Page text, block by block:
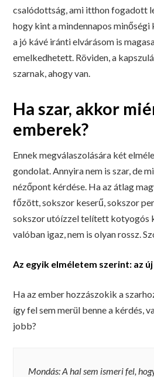
csalódottság, ami itthon fogadott
hogy kint a mindennapos
a jó kávé iránti elvárásom is
emelkedhetett. Röviden, a
szarnak, ahogy van.
Ha szar, akkor
emberek?
Ennek megválaszolására két
gondolat. Annyira nem is szar, de
nézőpont kérdése. Ha az átlag
főzött, sokszor keserű, sokszor
sokszor utóízzel telített kotyogós
valóban igaz, nem is olyan rossz.
Az egyik elméletem szerint: az új
Ha az ember hozzászokik a
így fel sem merül benne a kérdés,
jobb?
Mondás: A hal sem ismeri fel,